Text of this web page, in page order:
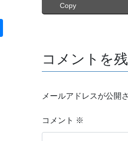
Copy
コメントを
メールアドレスが公開
コメント ※